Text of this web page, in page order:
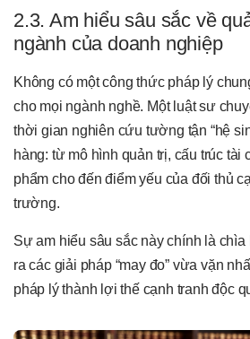
2.3. Am hiểu sâu sắc về
ngành của doanh nghiệp
Không có một công thức pháp lý
cho mọi ngành nghề. Một luật sư
thời gian nghiên cứu tường tận “hệ
hàng: từ mô hình quản trị, cấu trúc tài
phẩm cho đến điểm yếu của đối thủ
trường.
Sự am hiểu sâu sắc này chính là
ra các giải pháp “may đo” vừa vặn
pháp lý thành lợi thế cạnh tranh độc